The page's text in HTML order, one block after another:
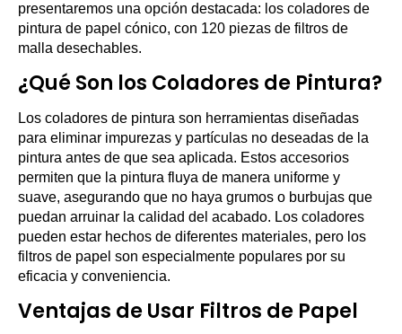
presentaremos una opción destacada: los coladores de
pintura de papel cónico, con 120 piezas de filtros de
malla desechables.
¿Qué Son los Coladores de Pintura?
Los coladores de pintura son herramientas diseñadas
para eliminar impurezas y partículas no deseadas de la
pintura antes de que sea aplicada. Estos accesorios
permiten que la pintura fluya de manera uniforme y
suave, asegurando que no haya grumos o burbujas que
puedan arruinar la calidad del acabado. Los coladores
pueden estar hechos de diferentes materiales, pero los
filtros de papel son especialmente populares por su
eficacia y conveniencia.
Ventajas de Usar Filtros de Papel